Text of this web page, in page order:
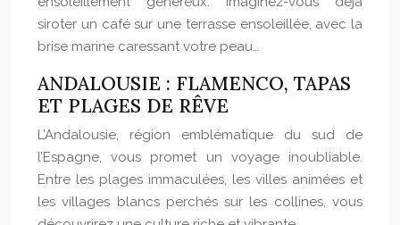
siroter un café sur une terrasse ensoleillée, avec la
brise marine caressant votre peau…
ANDALOUSIE : FLAMENCO, TAPAS
ET PLAGES DE RÊVE
L’Andalousie, région emblématique du sud de
l’Espagne, vous promet un voyage inoubliable.
Entre les plages immaculées, les villes animées et
les villages blancs perchés sur les collines, vous